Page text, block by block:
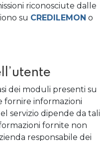
riconosciute dalle
su CREDILEMON o
dei moduli presenti su
fornire informazioni
servizio dipende da tali
fornite non
responsabile dei